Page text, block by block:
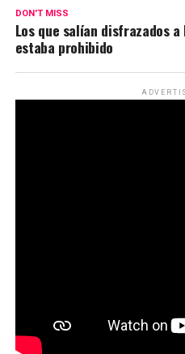
DON'T MISS
Los que salían disfrazados
estaba prohibido